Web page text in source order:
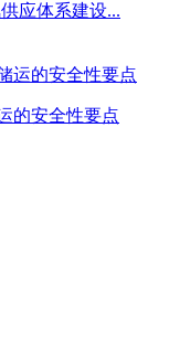
应体系建设...
的安全性要点